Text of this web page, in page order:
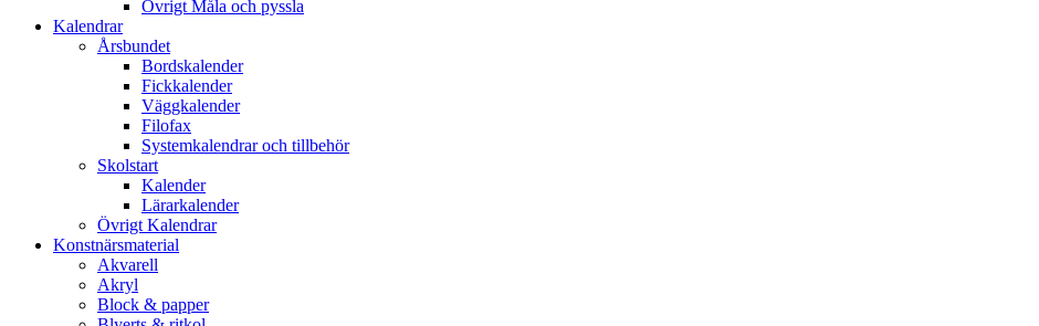
Övrigt Måla och pyssla
Kalendrar
Årsbundet
Bordskalender
Fickkalender
Väggkalender
Filofax
Systemkalendrar och tillbehör
Skolstart
Kalender
Lärarkalender
Övrigt Kalendrar
Konstnärsmaterial
Akvarell
Akryl
Block & papper